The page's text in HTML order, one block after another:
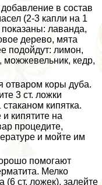
в состав
(2-3 капли на 1
лаванда,
дерево, мята
подойдут: лимон,
можжевельник, кедр,
отваром коры дуба.
3 ст. ложки
кипятка.
кипятите на
процедите,
и мойте им
помогают
Мелко
(6 ст. ложек), залейте